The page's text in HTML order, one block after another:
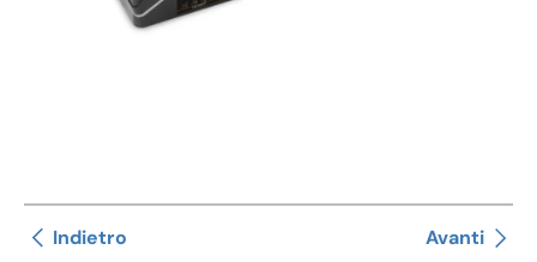
Indietro Avanti